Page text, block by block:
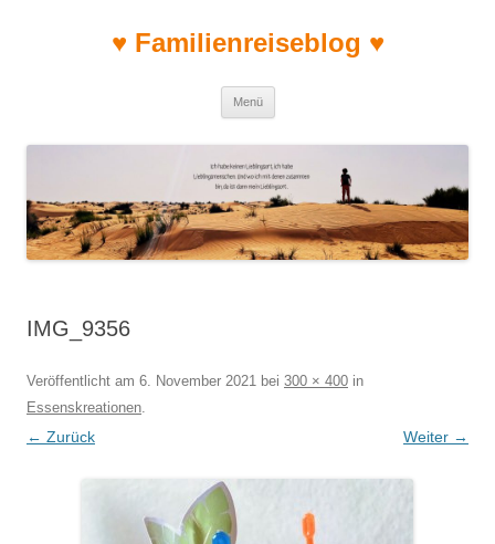
♥ Familienreiseblog ♥
Menü
IMG_9356
Veröffentlicht am 6. November 2021 bei 300 × 400 in
Essenskreationen.
← Zurück Weiter →